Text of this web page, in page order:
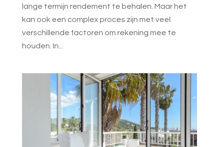
lange termijn rendement te behalen. Maar het
kan ook een complex proces zijn met veel
verschillende factoren om rekening mee te
houden. In...